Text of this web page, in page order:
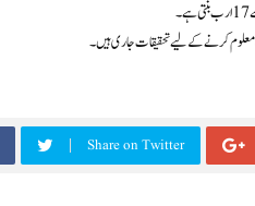
Share on Twitter